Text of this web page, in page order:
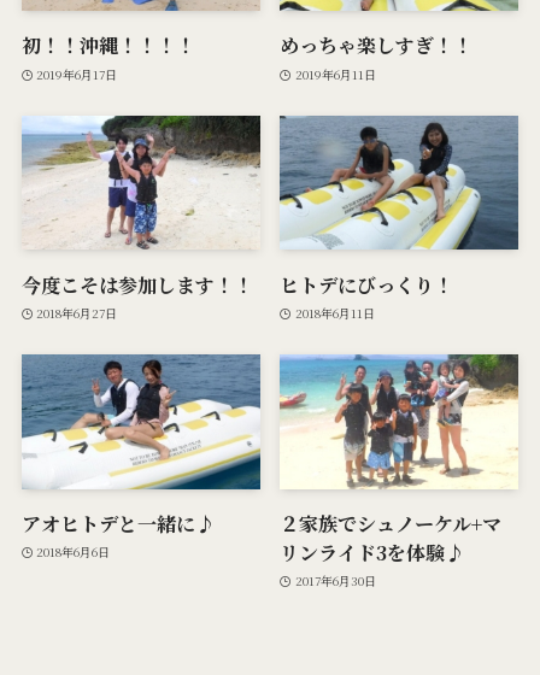
初！！沖縄！！！！
2019年6月17日
めっちゃ楽しすぎ！！
2019年6月11日
今度こそは参加します！！
2018年6月27日
ヒトデにびっくり！
2018年6月11日
アオヒトデと一緒に♪
2018年6月6日
２家族でシュノーケル+マ
リンライド3を体験♪
2017年6月30日